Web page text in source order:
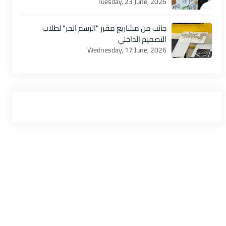
جانب من مشاريع مقرر "الرسم الحر" لطلاب
التصميم الداخلي
Wednesday, 17 June, 2026